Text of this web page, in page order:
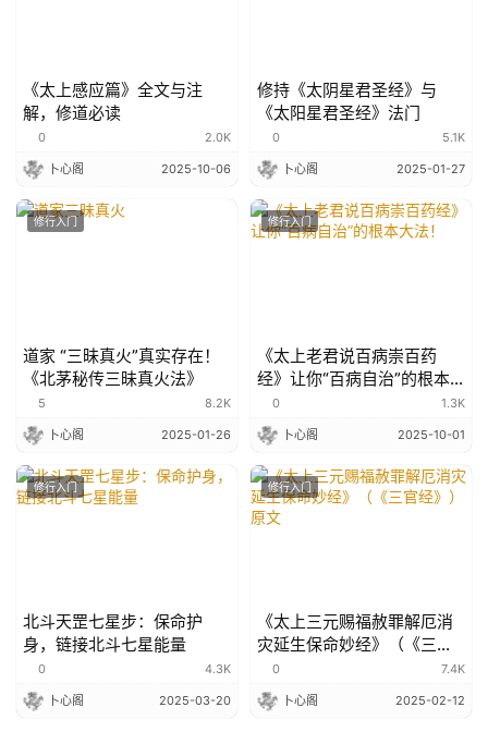
《太上感应篇》全文与注
解，修道必读
0 2.0K
卜心阁 2025-10-06
修持《太阴星君圣经》与
《太阳星君圣经》法门
0 5.1K
卜心阁 2025-01-27
修行入门
道家 “三昧真火”真实存在！
《北茅秘传三昧真火法》
5 8.2K
卜心阁 2025-01-26
修行入门
《太上老君说百病崇百药
经》让你“百病自治”的根本
大法！
0 1.3K
卜心阁 2025-10-01
修行入门
北斗天罡七星步：保命护
身，链接北斗七星能量
0 4.3K
卜心阁 2025-03-20
修行入门
《太上三元赐福赦罪解厄消
灾延生保命妙经》（《三官
经》）原文
0 7.4K
卜心阁 2025-02-12